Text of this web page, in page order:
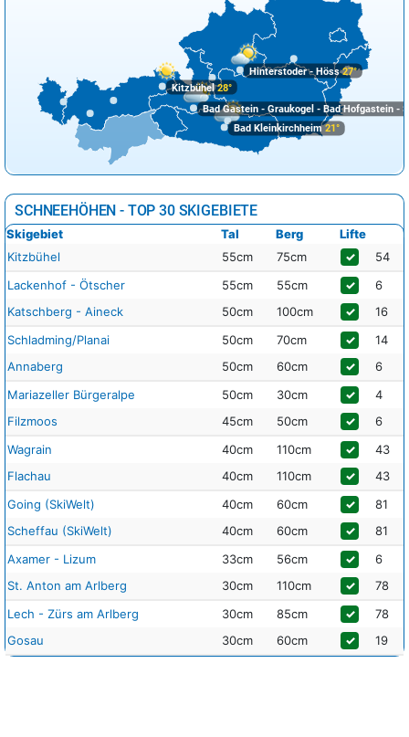
Kitzbühel28°
Hinterstoder - Höss27°
Bad Gastein - Graukogel - Bad Hofgastein -
Bad Kleinkirchheim21°
SCHNEEHÖHEN - TOP 30 SKIGEBIETE
Skigebiet Tal Berg
Lifte
Kitzbühel
55cm 75cm ✓
54
Lackenhof - Ötscher
55cm 55cm ✓
6
Katschberg - Aineck
50cm 100cm ✓
16
Schladming/Planai
50cm 70cm ✓
14
Annaberg
50cm 60cm ✓
6
Mariazeller Bürgeralpe
50cm 30cm ✓
4
Filzmoos
45cm 50cm ✓
6
Wagrain
40cm 110cm ✓
43
Flachau
40cm 110cm ✓
43
Going (SkiWelt)
40cm 60cm ✓
81
Scheffau (SkiWelt)
40cm 60cm ✓
81
Axamer - Lizum
33cm 56cm ✓
6
St. Anton am Arlberg
30cm 110cm ✓
78
Lech - Zürs am Arlberg
30cm 85cm ✓
78
Gosau
30cm 60cm ✓ 19